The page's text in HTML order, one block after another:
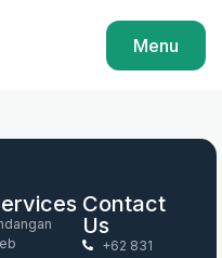
Menu
Contact
Us
+62 831